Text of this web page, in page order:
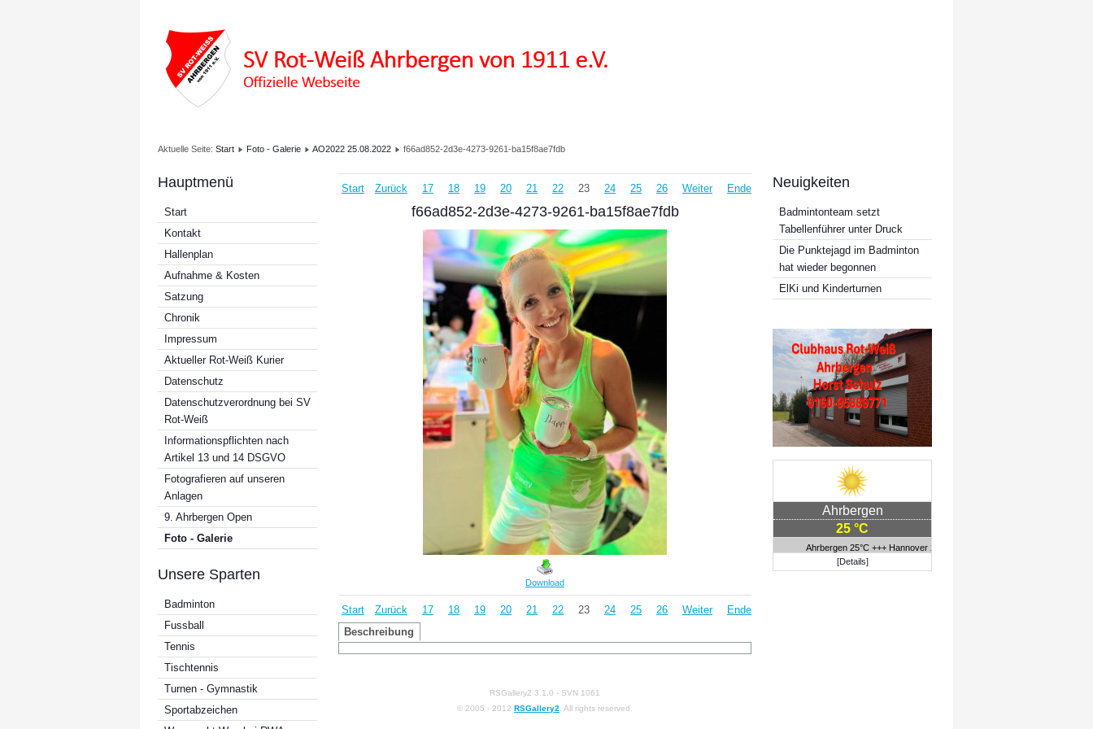
Aktuelle Seite: Start Foto - Galerie AO2022 25.08.2022 f66ad852-2d3e-4273-9261-ba15f8ae7fdb
Hauptmenü
Start
Kontakt
Hallenplan
Aufnahme & Kosten
Satzung
Chronik
Impressum
Aktueller Rot-Weiß Kurier
Datenschutz
Datenschutzverordnung bei SV
Rot-Weiß
Informationspflichten nach
Artikel 13 und 14 DSGVO
Fotografieren auf unseren
Anlagen
9. Ahrbergen Open
Foto - Galerie
Unsere Sparten
Badminton
Fussball
Tennis
Tischtennis
Turnen - Gymnastik
Sportabzeichen
Start Zurück 17 18 19 20 21 22 23 24 25 26 Weiter Ende
f66ad852-2d3e-4273-9261-ba15f8ae7fdb
Download
Start Zurück 17 18 19 20 21 22 23 24 25 26 Weiter
Ende
Beschreibung
RSGallery2 3.1.0 - SVN 1061
© 2005 - 2012 RSGallery2 . All rights reserved.
Neuigkeiten
Badmintonteam setzt
Tabellenführer unter Druck
Die Punktejagd im Badminton
hat wieder begonnen
ElKi und Kinderturnen
Ahrbergen
25 °C
Ahrbergen 25°C +++ Hannover 25°C +++ Porto Alegre 14°C
[Details]